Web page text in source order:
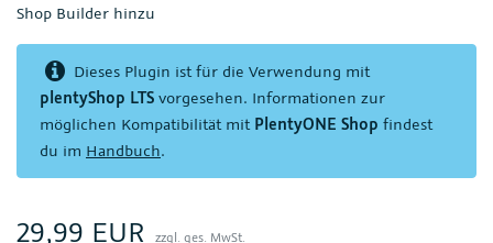
Shop Builder hinzu
Dieses Plugin ist für die Verwendung mit
plentyShop LTS vorgesehen. Informationen zur
möglichen Kompatibilität mit PlentyONE Shop findest
du im Handbuch.
29,99 EUR zzgl. ges. MwSt.